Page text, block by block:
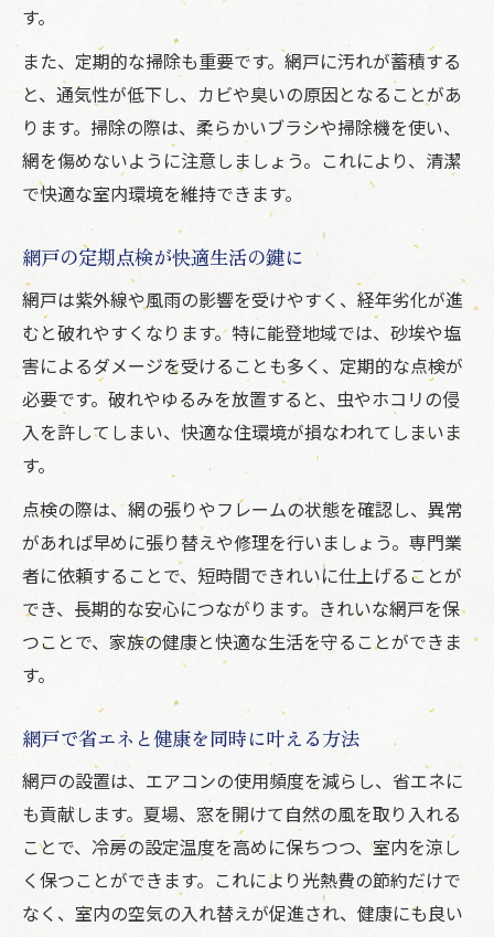
す。
また、定期的な掃除も重要です。網戸に汚れが蓄積する
と、通気性が低下し、カビや臭いの原因となることがあ
ります。掃除の際は、柔らかいブラシや掃除機を使い、
網を傷めないように注意しましょう。これにより、清潔
で快適な室内環境を維持できます。
網戸の定期点検が快適生活の鍵に
網戸は紫外線や風雨の影響を受けやすく、経年劣化が進
むと破れやすくなります。特に能登地域では、砂埃や塩
害によるダメージを受けることも多く、定期的な点検が
必要です。破れやゆるみを放置すると、虫やホコリの侵
入を許してしまい、快適な住環境が損なわれてしまいま
す。
点検の際は、網の張りやフレームの状態を確認し、異常
があれば早めに張り替えや修理を行いましょう。専門業
者に依頼することで、短時間できれいに仕上げることが
でき、長期的な安心につながります。きれいな網戸を保
つことで、家族の健康と快適な生活を守ることができま
す。
網戸で省エネと健康を同時に叶える方法
網戸の設置は、エアコンの使用頻度を減らし、省エネに
も貢献します。夏場、窓を開けて自然の風を取り入れる
ことで、冷房の設定温度を高めに保ちつつ、室内を涼し
く保つことができます。これにより光熱費の節約だけで
なく、室内の空気の入れ替えが促進され、健康にも良い